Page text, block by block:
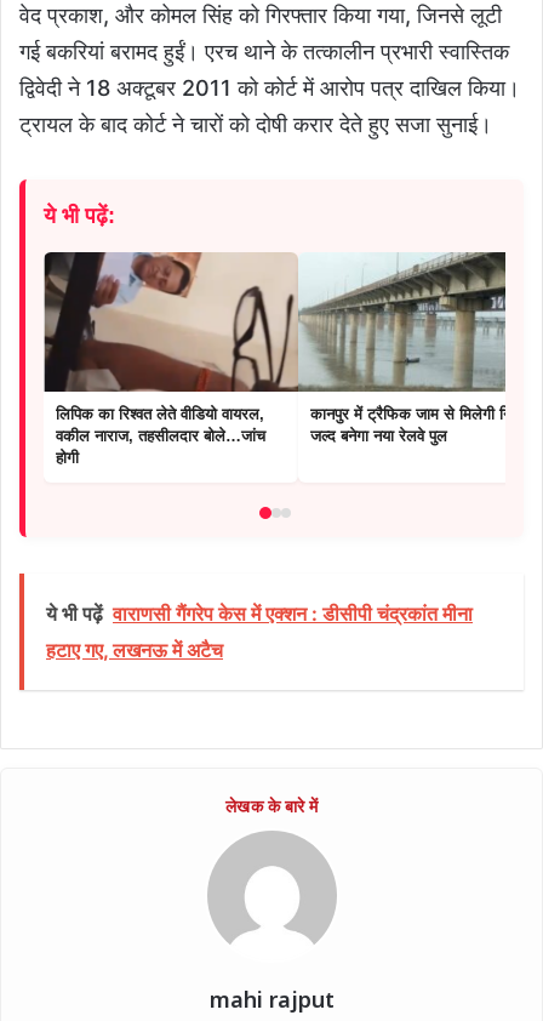
वेद प्रकाश, और कोमल सिंह को गिरफ्तार किया गया, जिनसे लूटी
गई बकरियां बरामद हुईं। एरच थाने के तत्कालीन प्रभारी स्वास्तिक
द्विवेदी ने 18 अक्टूबर 2011 को कोर्ट में आरोप पत्र दाखिल किया।
ट्रायल के बाद कोर्ट ने चारों को दोषी करार देते हुए सजा सुनाई।
ये भी पढ़ें:
लिपिक का रिश्वत लेते वीडियो वायरल,
वकील नाराज, तहसीलदार बोले…जांच
होगी
कानपुर में ट्रैफिक जाम से मिलेगी निजात,
जल्द बनेगा नया रेलवे पुल
ये भी पढ़ें वाराणसी गैंगरेप केस में एक्शन : डीसीपी चंद्रकांत मीना
हटाए गए, लखनऊ में अटैच
mahi rajput